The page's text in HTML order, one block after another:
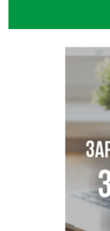
Ветеран СВО
В Новосибирске
вынести iPhone 17
Дело отравителя
возобновили в
Подрядчика для
Ипподромской